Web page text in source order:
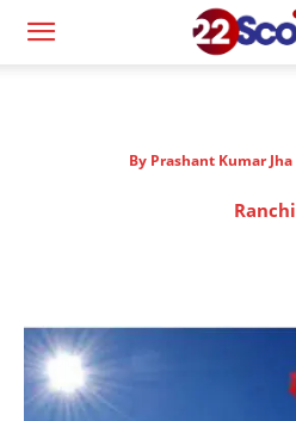
By Prashant Kumar Jha
Ranchi